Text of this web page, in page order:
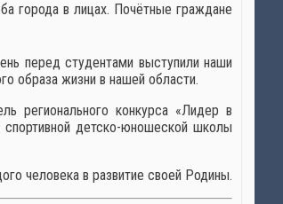
города в лицах. Почётные граждане
перед студентами выступили наши
образа жизни в нашей области.
регионального конкурса «Лидер в
детско-юношеской школы
человека в развитие своей Родины.